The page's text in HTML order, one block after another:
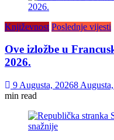
Književnost Poslednje vijesti
Ove izložbe u
2026.
9 Augusta, 20268
min read